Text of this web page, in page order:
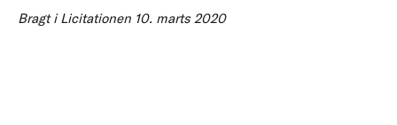
Bragt i Licitationen 10. marts 2020